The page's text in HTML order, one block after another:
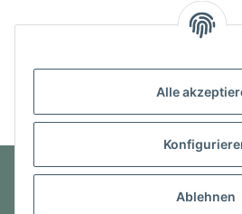
Alle
Ablehnen